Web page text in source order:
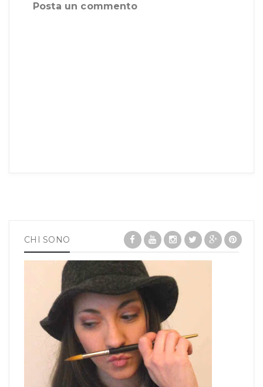
Posta un commento
CHI SONO